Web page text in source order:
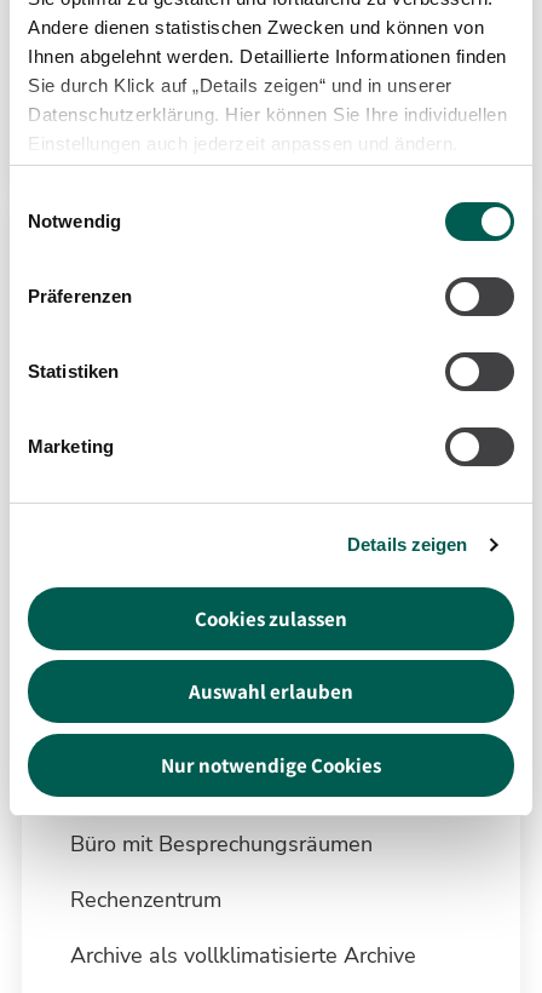
Andere dienen statistischen Zwecken und können von
Ihnen abgelehnt werden. Detaillierte Informationen finden
Sie durch Klick auf „Details zeigen“ und in unserer
Datenschutzerklärung. Hier können Sie Ihre individuellen
Einstellungen auch jederzeit anpassen und ändern.
Notwendig
Präferenzen
Statistiken
Marketing
Details zeigen
Cookies zulassen
Auswahl erlauben
Nur notwendige Cookies
Endlagerung mbH
Zeitraum
Planung 2018 – 2022
Gesamtluftmenge 49.000 m³/h
Wärmeleistung 330 kW
Kälteleistung 220 kW
Kesselanlage, Wärmepumpe,
Sprinkleranlage, Brandmeldeanlage,
Gaslöschanlage, Betonkerntemperierung
Bauen im Bestand
Büro mit Besprechungsräumen
Rechenzentrum
Archive als vollklimatisierte Archive